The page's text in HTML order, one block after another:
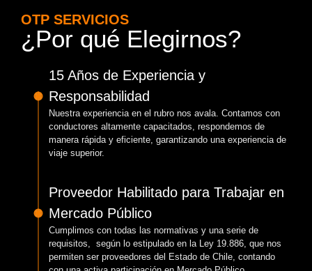
OTP SERVICIOS
¿Por qué Elegirnos?
15 Años de Experiencia y
Responsabilidad
Nuestra experiencia en el rubro nos avala. Contamos con
conductores altamente capacitados, respondemos de
manera rápida y eficiente, garantizando una experiencia de
viaje superior.
Proveedor Habilitado para Trabajar en
Mercado Público
Cumplimos con todas las normativas y una serie de
requisitos, según lo estipulado en la Ley 19.886, que nos
permiten ser proveedores del Estado de Chile, contando